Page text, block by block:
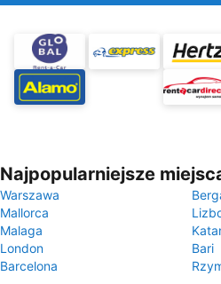
Najpopularniejsze
Warszawa
Mallorca
Malaga
London
Bari
Barcelona